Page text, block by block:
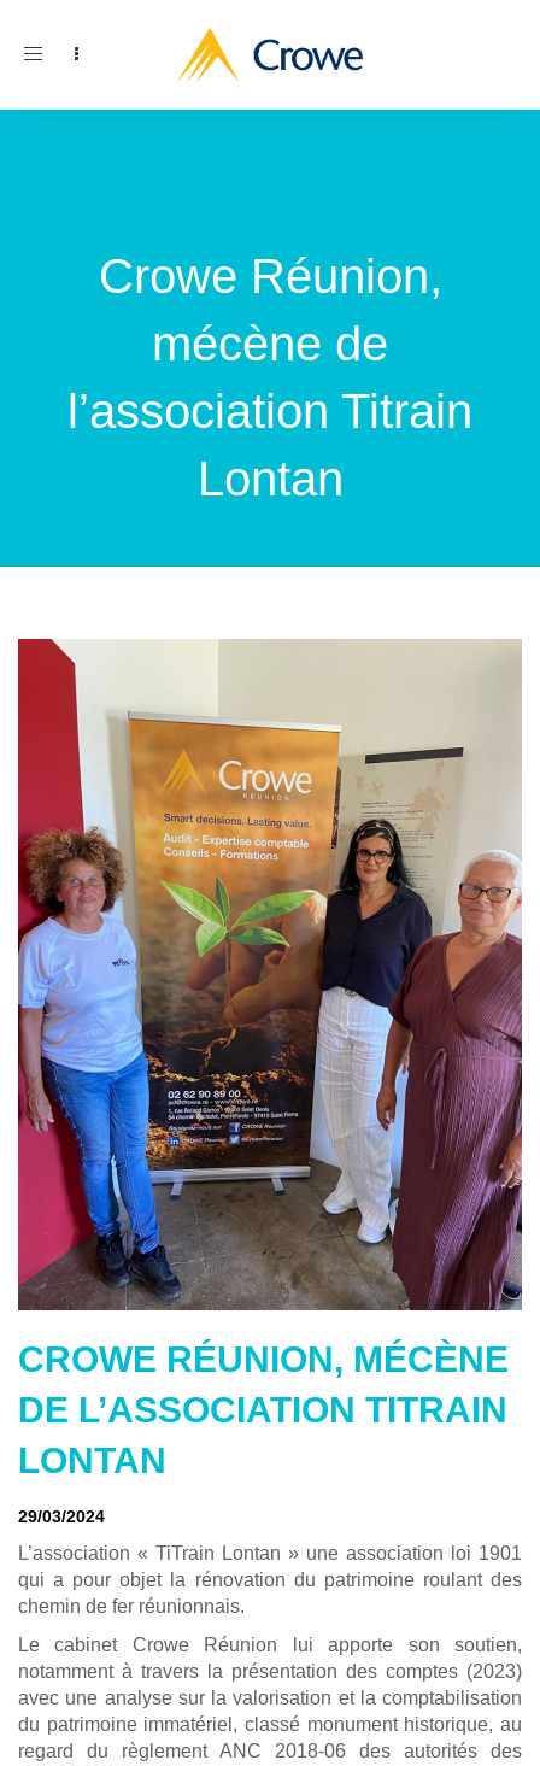
Toggle
Crowe Réunion,
mécène de
l’association Titrain
Lontan
CROWE RÉUNION, MÉCÈNE
DE L’ASSOCIATION TITRAIN
LONTAN
29/03/2024
L’association « TiTrain Lontan » une association loi 1901
qui a pour objet la rénovation du patrimoine roulant des
chemin de fer réunionnais.
Le cabinet Crowe Réunion lui apporte son soutien,
notamment à travers la présentation des comptes (2023)
avec une analyse sur la valorisation et la comptabilisation
du patrimoine immatériel, classé monument historique, au
regard du règlement ANC 2018-06 des autorités des